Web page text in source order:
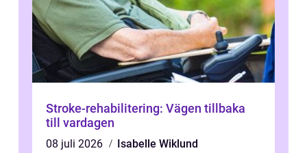
Stroke-rehabilitering: Vägen tillbaka
till vardagen
08 juli 2026
Isabelle Wiklund